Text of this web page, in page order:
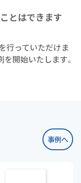
とはできます
行っていただけま
開始いたします。
事例へ